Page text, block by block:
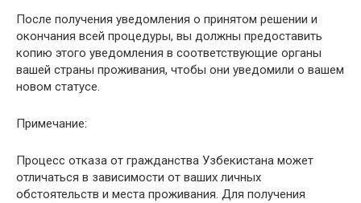
После получения уведомления о принятом решении и
окончания всей процедуры, вы должны предоставить
копию этого уведомления в соответствующие органы
вашей страны проживания, чтобы они уведомили о вашем
новом статусе.
Примечание:
Процесс отказа от гражданства Узбекистана может
отличаться в зависимости от ваших личных
обстоятельств и места проживания. Для получения